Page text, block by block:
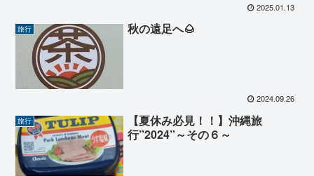
2025.01.13
旅行 秋の遠足へ🌰
2024.09.26
旅行
【夏休み必見！！】沖縄旅
行”2024”～その６～